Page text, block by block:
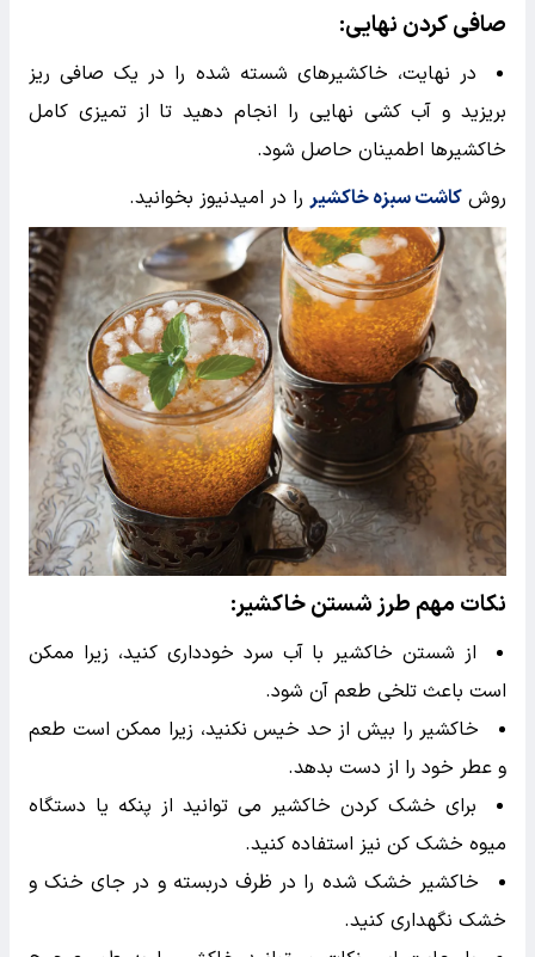
صافی کردن نهایی:
در نهایت، خاکشیرهای شسته شده را در یک صافی ریز
بریزید و آب کشی نهایی را انجام دهید تا از تمیزی کامل
خاکشیرها اطمینان حاصل شود.
روش کاشت سبزه خاکشیر را در امیدنیوز بخوانید.
نکات مهم طرز شستن خاکشیر:
از شستن خاکشیر با آب سرد خودداری کنید، زیرا ممکن
است باعث تلخی طعم آن شود.
خاکشیر را بیش از حد خیس نکنید، زیرا ممکن است طعم
و عطر خود را از دست بدهد.
برای خشک کردن خاکشیر می توانید از پنکه یا دستگاه
میوه خشک کن نیز استفاده کنید.
خاکشیر خشک شده را در ظرف دربسته و در جای خنک و
خشک نگهداری کنید.